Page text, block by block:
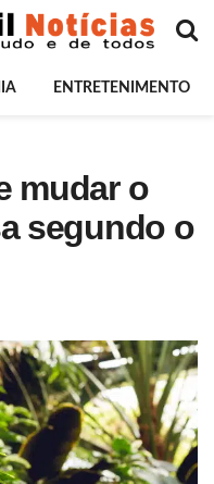
ENTRETENIMENTO
mudar o
segundo o